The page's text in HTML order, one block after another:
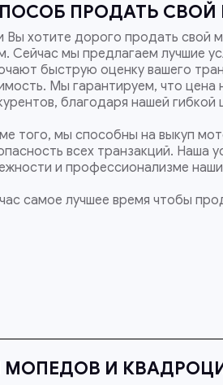
ПРОДАТЬ
Вы хотите дорого продать свой
Сейчас мы предлагаем лучшие
быструю оценку вашего
Мы гарантируем, что цена
благодаря нашей
того, мы способны на выкуп
всех транзакций. Наша
и профессионализме
самое лучшее время чтобы
МОПЕДОВ И